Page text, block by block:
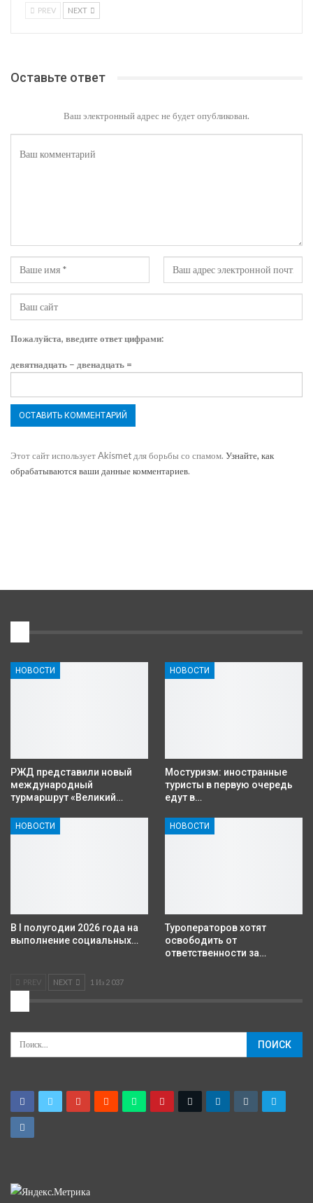
PREV NEXT
Оставьте ответ
Ваш электронный адрес не будет опубликован.
Пожалуйста, введите ответ цифрами:
девятнадцать − двенадцать =
Этот сайт использует Akismet для борьбы со спамом. Узнайте, как
обрабатываются ваши данные комментариев.
НОВОСТИ
РЖД представили новый
международный
турмаршрут «Великий…
НОВОСТИ
Мостуризм: иностранные
туристы в первую очередь
едут в…
НОВОСТИ
В I полугодии 2026 года на
выполнение социальных…
НОВОСТИ
Туроператоров хотят
освободить от
ответственности за…
PREV NEXT 1 Из 2 037